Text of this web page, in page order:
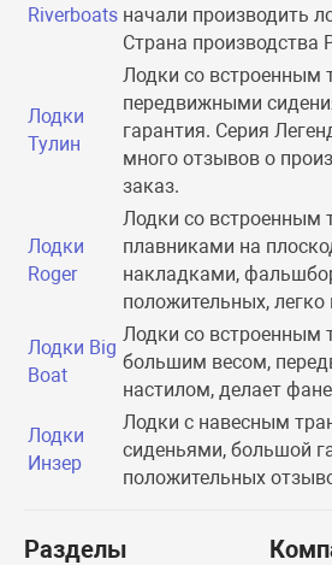
Riverboats начали производить
Страна производства
Лодки
Тулин
Лодки со
передвижными
гарантия. Серия
много отзывов о
заказ.
Лодки
Roger
Лодки со встроенным
плавниками на
накладками,
положительных,
Лодки Big
Boat
Лодки со
большим весом,
настилом, делает
Лодки
Инзер
Лодки с навесным
сиденьями, большой
положительных
Разделы